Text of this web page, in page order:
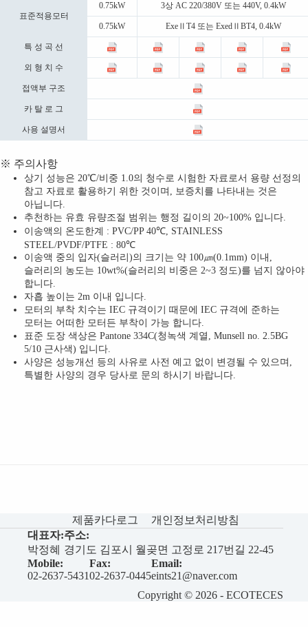
표준적용모터
0.75kW 3상 AC 220/380V 또는 440V, 0.4kW
0.75kW ExeⅡT4 또는 ExedⅡBT4, 0.4kW
특 성 곡 선
외 형 치 수
접액부 구조
카 탈 로 그
사용 설명서
※ 주의사항
상기 성능은 20℃/비중 1.0의 청수로 시험한 자료로서 용량 선정의
참고 자료로 활용하기 위한 것이며, 보증치를 나타내는 것은
아닙니다.
추천하는 유효 유량조절 범위는 행정 길이의 20~100% 입니다.
이송액의 온도한계 : PVC/PP 40℃, STAINLESS
STEEL/PVDF/PTFE : 80℃
이송액 중의 입자(슬러리)의 크기는 약 100㎛(0.1mm) 이내,
슬러리의 농도는 10wt%(슬러리의 비중은 2~3 정도)를 넘지 않아야
합니다.
자흡 높이는 2m 이내 입니다.
모터의 부착 치수는 IEC 규격이기 때문에 IEC 규격에 준하는
모터는 어떠한 모터든 부착이 가능 합니다.
표준 도장 색상은 Pantone 334C(청녹색 계열, Munsell no. 2.5BG
5/10 근사색) 입니다.
사양은 성능개선 등의 사유로 사전 예고 없이 변경될 수 있으며,
특별한 사양의 경우 당사로 문의 하시기 바랍니다.
제품카다로그
개인정보처리방침
대표자:
박정혜
주소:
경기도 김포시 월곶면 고정로 217번길 22-45
Mobile:
02-2637-5431
Fax:
02-2637-0445
Email:
eints21@naver.com
Copyright © 2026 - ECOTECES